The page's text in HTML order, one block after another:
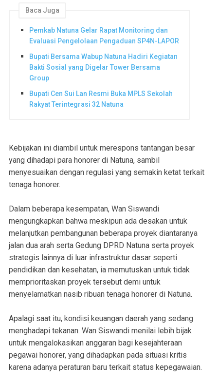
Baca Juga
Pemkab Natuna Gelar Rapat Monitoring dan
Evaluasi Pengelolaan Pengaduan SP4N-LAPOR
Bupati Bersama Wabup Natuna Hadiri Kegiatan
Bakti Sosial yang Digelar Tower Bersama
Group
Bupati Cen Sui Lan Resmi Buka MPLS Sekolah
Rakyat Terintegrasi 32 Natuna
Kebijakan ini diambil untuk merespons tantangan besar
yang dihadapi para honorer di Natuna, sambil
menyesuaikan dengan regulasi yang semakin ketat terkait
tenaga honorer.
Dalam beberapa kesempatan, Wan Siswandi
mengungkapkan bahwa meskipun ada desakan untuk
melanjutkan pembangunan beberapa proyek diantaranya
jalan dua arah serta Gedung DPRD Natuna serta proyek
strategis lainnya di luar infrastruktur dasar seperti
pendidikan dan kesehatan, ia memutuskan untuk tidak
memprioritaskan proyek tersebut demi untuk
menyelamatkan nasib ribuan tenaga honorer di Natuna.
Apalagi saat itu, kondisi keuangan daerah yang sedang
menghadapi tekanan. Wan Siswandi menilai lebih bijak
untuk mengalokasikan anggaran bagi kesejahteraan
pegawai honorer, yang dihadapkan pada situasi kritis
karena adanya peraturan baru terkait status kepegawaian.